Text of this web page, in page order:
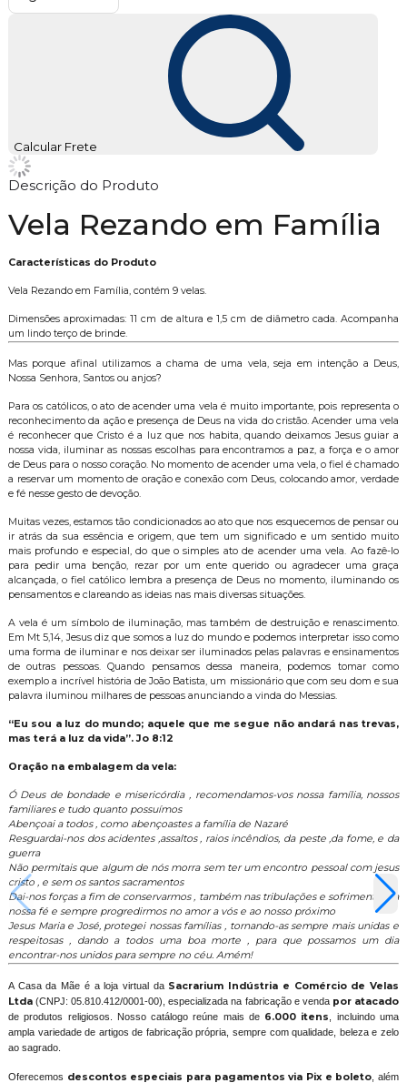
Calcular Frete
Descrição do Produto
Vela Rezando em Família
Características do Produto
Vela Rezando em Família, contém 9 velas.
Dimensões aproximadas: 11 cm de altura e 1,5 cm de diâmetro cada. Acompanha
um lindo terço de brinde.
Mas porque afinal utilizamos a chama de uma vela, seja em intenção a Deus,
Nossa Senhora, Santos ou anjos?
Para os católicos, o ato de acender uma vela é muito importante, pois representa o
reconhecimento da ação e presença de Deus na vida do cristão. Acender uma vela
é reconhecer que Cristo é a luz que nos habita, quando deixamos Jesus guiar a
nossa vida, iluminar as nossas escolhas para encontramos a paz, a força e o amor
de Deus para o nosso coração. No momento de acender uma vela, o fiel é chamado
a reservar um momento de oração e conexão com Deus, colocando amor, verdade
e fé nesse gesto de devoção.
Muitas vezes, estamos tão condicionados ao ato que nos esquecemos de pensar ou
ir atrás da sua essência e origem, que tem um significado e um sentido muito
mais profundo e especial, do que o simples ato de acender uma vela. Ao fazê-lo
para pedir uma benção, rezar por um ente querido ou agradecer uma graça
alcançada, o fiel católico lembra a presença de Deus no momento, iluminando os
pensamentos e clareando as ideias nas mais diversas situações.
A vela é um símbolo de iluminação, mas também de destruição e renascimento.
Em Mt 5,14, Jesus diz que somos a luz do mundo e podemos interpretar isso como
uma forma de iluminar e nos deixar ser iluminados pelas palavras e ensinamentos
de outras pessoas. Quando pensamos dessa maneira, podemos tomar como
exemplo a incrível história de João Batista, um missionário que com seu dom e sua
palavra iluminou milhares de pessoas anunciando a vinda do Messias.
“Eu sou a luz do mundo; aquele que me segue não andará nas trevas,
mas terá a luz da vida”. Jo 8:12
Oração na embalagem da vela:
Ó Deus de bondade e misericórdia , recomendamos-vos nossa família, nossos
familiares e tudo quanto possuímos
Abençoai a todos , como abençoastes a família de Nazaré
Resguardai-nos dos acidentes ,assaltos , raios incêndios, da peste ,da fome, e da
guerra
Não permitais que algum de nós morra sem ter um encontro pessoal com jesus
cristo , e sem os santos sacramentos
Dai-nos forças a fim de conservarmos , também nas tribulações e sofrimentos , a
nossa fé e sempre progredirmos no amor a vós e ao nosso próximo
Jesus Maria e José, protegei nossas famílias , tornando-as sempre mais unidas e
respeitosas , dando a todos uma boa morte , para que possamos um dia
encontrar-nos unidos para sempre no céu. Amém!
A Casa da Mãe é a loja virtual daSacrarium Indústria e Comércio de Velas
Ltda(CNPJ: 05.810.412/0001-00), especializada na fabricação e venda por atacado
de produtos religiosos. Nosso catálogo reúne mais de 6.000 itens
, incluindo uma
ampla variedade de artigos de fabricação própria, sempre com qualidade, beleza e zelo
ao sagrado.
Oferecemos descontos especiais para pagamentos via Pix e boleto , além